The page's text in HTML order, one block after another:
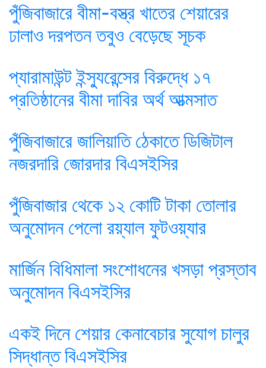
পুঁজিবাজারে বীমা-বস্ত্র খাতের শেয়ারের
ঢালাও দরপতন তবুও বেড়েছে সূচক
প্যারামাউন্ট ইন্স্যুরেন্সের বিরুদ্ধে ১৭
প্রতিষ্ঠানের বীমা দাবির অর্থ আত্মসাত
পুঁজিবাজারে জালিয়াতি ঠেকাতে ডিজিটাল
নজরদারি জোরদার বিএসইসির
পুঁজিবাজার থেকে ১২ কোটি টাকা তোলার
অনুমোদন পেলো রয়্যাল ফুটওয়্যার
মার্জিন বিধিমালা সংশোধনের খসড়া প্রস্তাব
অনুমোদন বিএসইসির
একই দিনে শেয়ার কেনাবেচার সুযোগ চালুর
সিদ্ধান্ত বিএসইসির